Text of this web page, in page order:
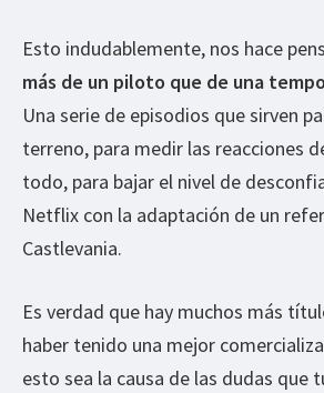
Esto indudablemente, nos hace
más de un piloto que de una
Una serie de episodios que sirven
terreno, para medir las reacciones
todo, para bajar el nivel de
Netflix con la adaptación de un
Castlevania.
Es verdad que hay muchos más
haber tenido una mejor
esto sea la causa de las dudas que